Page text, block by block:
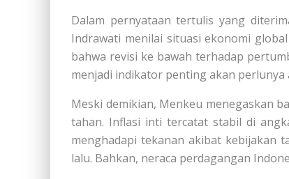
Dalam pernyataan tertulis yang
Indrawati menilai situasi ekonomi
bahwa revisi ke bawah terhadap
menjadi indikator penting akan
Meski demikian, Menkeu menegaskan
tahan. Inflasi inti tercatat stabil di
menghadapi tekanan akibat kebijakan
lalu. Bahkan, neraca perdagangan